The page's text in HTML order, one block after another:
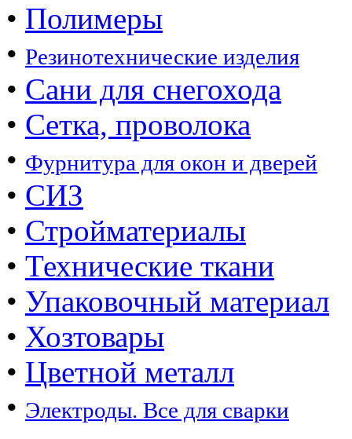
• Полимеры
• Резинотехнические изделия
• Сани для снегохода
• Сетка, проволока
• Фурнитура для окон и дверей
• СИЗ
• Стройматериалы
• Технические ткани
• Упаковочный материал
• Хозтовары
• Цветной металл
• Электроды. Все для сварки